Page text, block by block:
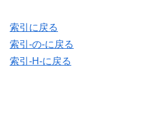
索引に戻る
索引-の-に戻る
索引-H-に戻る